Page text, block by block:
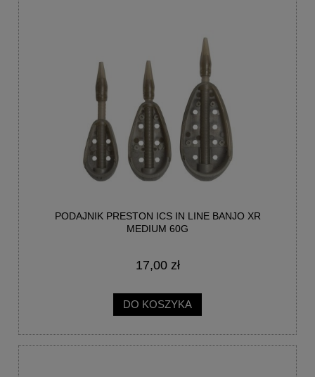
PODAJNIK PRESTON ICS IN LINE BANJO XR
MEDIUM 60G
17,00 zł
DO KOSZYKA